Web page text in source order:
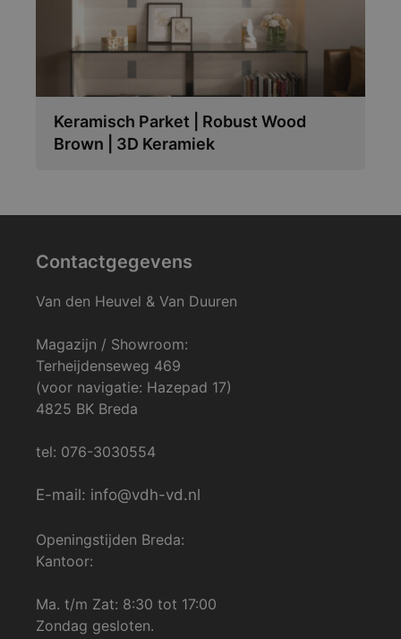
Keramisch Parket | Robust Wood
Brown | 3D Keramiek
Contactgegevens
Van den Heuvel & Van Duuren
Magazijn / Showroom:
Terheijdenseweg 469
(voor navigatie: Hazepad 17)
4825 BK Breda
tel: 076-3030554
E-mail: info@vdh-vd.nl
Openingstijden Breda:
Kantoor:
Ma. t/m Zat: 8:30 tot 17:00
Zondag gesloten.